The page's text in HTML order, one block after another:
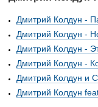
Дмитрий Колдун -
Дмитрий Колдун -
Дмитрий Колдун -
Дмитрий Колдун -
Дмитрий Колдун и
Дмитрий Колдун